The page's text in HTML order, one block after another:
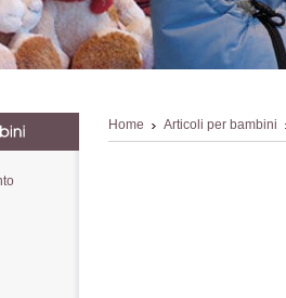
Home Articoli per bambini